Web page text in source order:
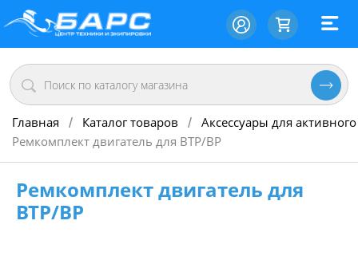
Главная / Каталог товаров / Аксессуары для
Ремкомплект двигатель для BTP/BP
Ремкомплект двигатель для
BTP/BP